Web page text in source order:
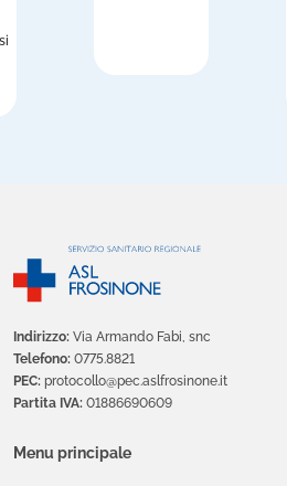
Indirizzo: Via Armando Fabi, snc
Telefono: 0775.8821
PEC: protocollo@pec.aslfrosinone.it
Partita IVA: 01886690609
Menu principale